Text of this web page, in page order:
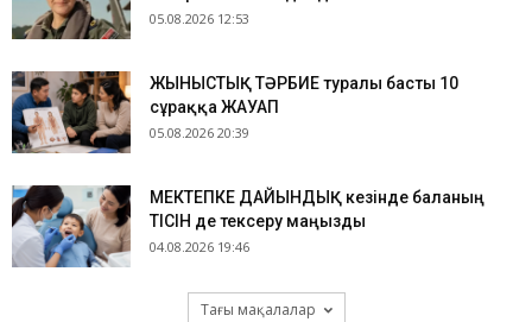
05.08.2026 12:53
ЖЫНЫСТЫҚ ТӘРБИЕ туралы басты 10
сұраққа ЖАУАП
05.08.2026 20:39
МЕКТЕПКЕ ДАЙЫНДЫҚ кезінде баланың
ТІСІН де тексеру маңызды
04.08.2026 19:46
Тағы мақалалар